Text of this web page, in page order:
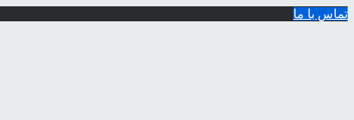
تماس با ما